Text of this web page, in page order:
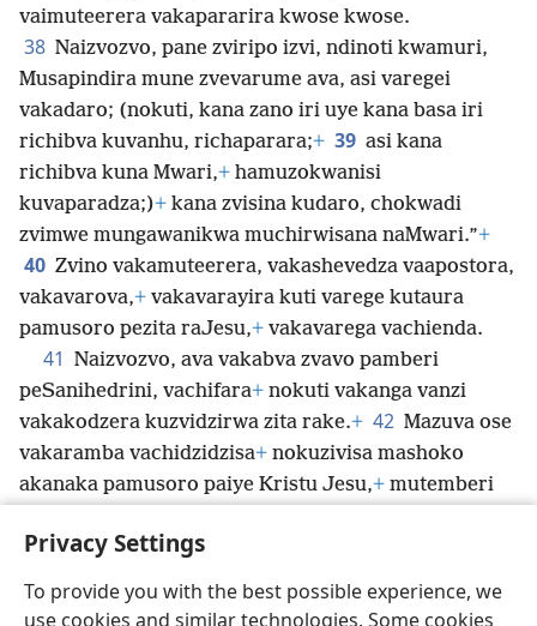
Privacy Settings
To provide you with the best possible experience, we
use cookies and similar technologies. Some cookies
vaimuteerera vakapararira kwose kwose.
38 Naizvozvo, pane zviripo izvi, ndinoti kwamuri,
Musapindira mune zvevarume ava, asi varegei
vakadaro; (nokuti, kana zano iri uye kana basa iri
richibva kuvanhu, richaparara;+ 39 asi kana
richibva kuna Mwari,+ hamuzokwanisi
kuvaparadza;)+ kana zvisina kudaro, chokwadi
zvimwe mungawanikwa muchirwisana naMwari.”+
40 Zvino vakamuteerera, vakashevedza vaapostora,
vakavarova,+ vakavarayira kuti varege kutaura
pamusoro pezita raJesu,+ vakavarega vachienda.
41 Naizvozvo, ava vakabva zvavo pamberi
peSanihedrini, vachifara+ nokuti vakanga vanzi
vakakodzera kuzvidzirwa zita rake.+ 42 Mazuva ose
vakaramba vachidzidzisa+ nokuzivisa mashoko
akanaka pamusoro paiye Kristu Jesu,+ mutemberi